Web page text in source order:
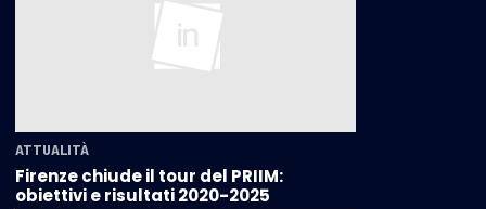
ATTUALITÀ
Firenze chiude il tour del PRIIM:
obiettivi e risultati 2020-2025